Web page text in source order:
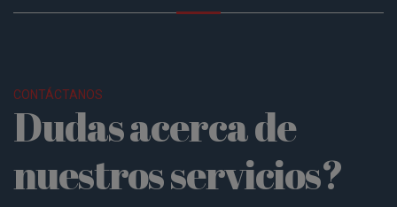
CONTÁCTANOS
Dudas acerca de
nuestros servicios?